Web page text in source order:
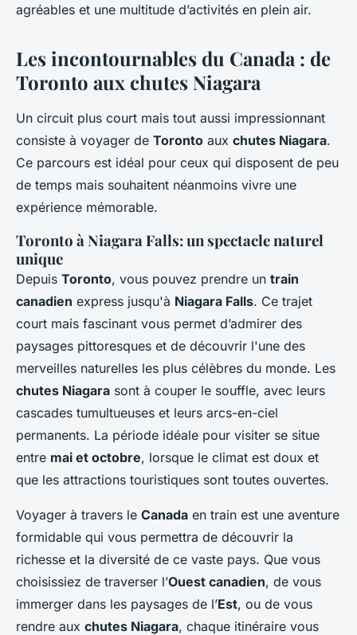
agréables et une multitude d’activités en plein air.
Les incontournables du Canada : de
Toronto aux chutes Niagara
Un circuit plus court mais tout aussi impressionnant
consiste à voyager de Toronto aux chutes Niagara.
Ce parcours est idéal pour ceux qui disposent de peu
de temps mais souhaitent néanmoins vivre une
expérience mémorable.
Toronto à Niagara Falls: un spectacle naturel
unique
Depuis Toronto, vous pouvez prendre un train
canadien express jusqu'à Niagara Falls. Ce trajet
court mais fascinant vous permet d’admirer des
paysages pittoresques et de découvrir l'une des
merveilles naturelles les plus célèbres du monde. Les
chutes Niagara sont à couper le souffle, avec leurs
cascades tumultueuses et leurs arcs-en-ciel
permanents. La période idéale pour visiter se situe
entre mai et octobre, lorsque le climat est doux et
que les attractions touristiques sont toutes ouvertes.
Voyager à travers le Canada en train est une aventure
formidable qui vous permettra de découvrir la
richesse et la diversité de ce vaste pays. Que vous
choisissiez de traverser l’Ouest canadien, de vous
immerger dans les paysages de l’Est, ou de vous
rendre aux chutes Niagara, chaque itinéraire vous